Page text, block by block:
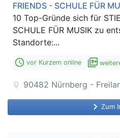
FRIENDS - SCHULE FÜR
10 Top-Gründe sich für
SCHULE FÜR MUSIK zu
Standorte:...
access_time vor Kurzem online filter_9_plus
location_on 90482 Nürnberg -
keyboard_arrow_right Zum